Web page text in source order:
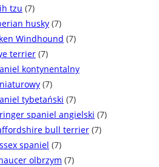
tzu (7)
husky (7)
Windhound (7)
terrier (7)
kontynentalny
(7)
tybetański (7)
spaniel angielski (7)
bull terrier (7)
spaniel (7)
olbrzym (7)